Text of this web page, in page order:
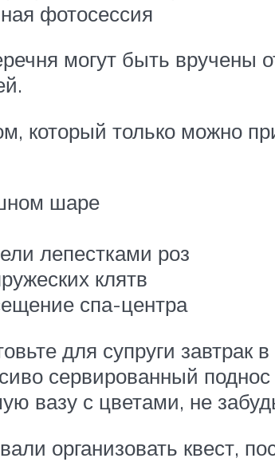
фотосессия
могут быть
который только можно
шаре
лепестками роз
клятв
спа-центра
для супруги
сервированный
вазу с цветами, не
организовать квест,